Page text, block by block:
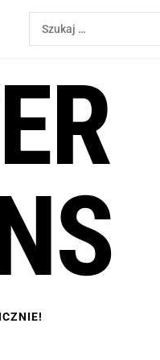
Szukaj: